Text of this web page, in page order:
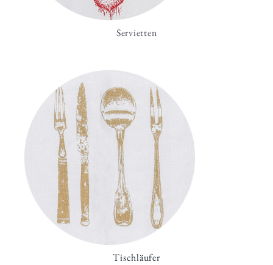
Servietten
Tischläufer